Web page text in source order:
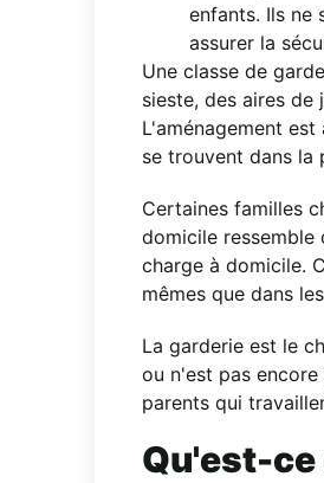
enfants. Ils ne
assurer la
Une classe de
sieste, des aires
L'aménagement
se trouvent dans la
Certaines familles
domicile ressemble
charge à domicile.
mêmes que dans
La garderie est le
ou n'est pas
parents qui
Qu'est-ce